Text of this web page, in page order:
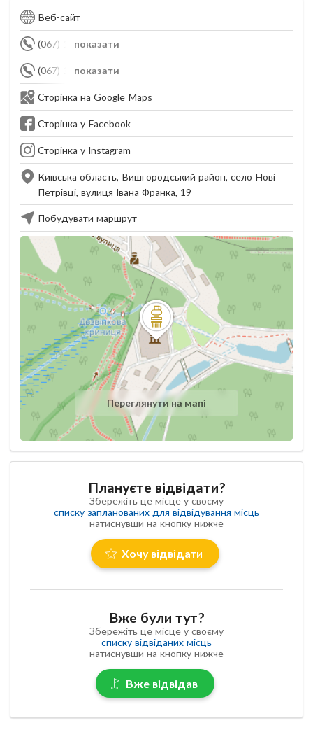
Веб-сайт
показати
(067) 124-27-22
показати
(067) 118-82-77
Сторінка на Google Maps
Сторінка у Facebook
Сторінка у Instagram
Київська область, Вишгородський район, село Нові
Петрівці, вулиця Івана Франка, 19
Побудувати маршрут
Переглянути на мапі
Плануєте відвідати?
Збережіть це місце у своєму
списку запланованих для відвідування місць
натиснувши на кнопку нижче
Хочу відвідати
Вже були тут?
Збережіть це місце у своєму
списку відвіданих місць
натиснувши на кнопку нижче
Вже відвідав